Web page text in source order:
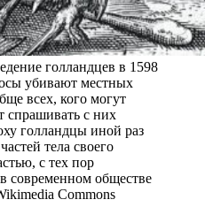
голландцев в 1598
убивают местных
всех, кого могут
спрашивать с них
голландцы иной раз
тела своего
с тех пор
современном обществе
Commons